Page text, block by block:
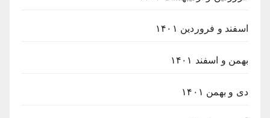
اسفند و فروردین ۱۴۰۱
بهمن و اسفند ۱۴۰۱
دی و بهمن ۱۴۰۱